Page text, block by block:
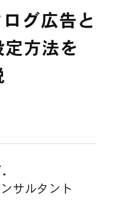
ウンロード
グ広告と
方法を
サルタント